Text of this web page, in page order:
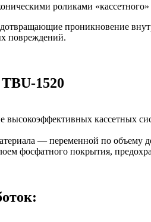
роликами
проникновение
повреждений.
1520
высокоэффективных кассетных
— переменной по объему
фосфатного покрытия,